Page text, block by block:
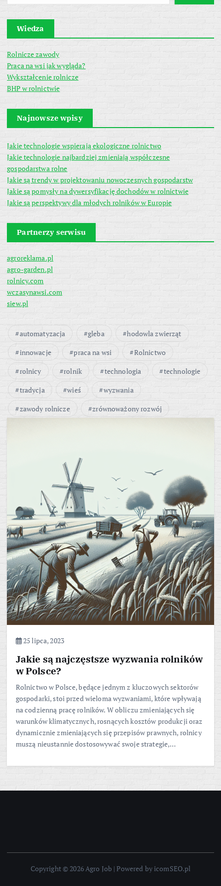
Wiedza
Rolnicze zawody
Praca na wsi jak wygląda?
Wykształcenie rolnicze
BHP w rolnictwie
Najnowsze wpisy
Jakie technologie wspierają ekologiczne rolnictwo
Jakie technologie najbardziej zmieniają współczesne
gospodarstwa rolne
Jakie są trendy w projektowaniu nowoczesnych gospodarstw
Jakie są pomysły na dywersyfikację dochodów w rolnictwie
Jakie są perspektywy dla młodych rolników w Europie
Partnerzy serwisu
agroreklama.pl
agro-garden.pl
rolnicy.com
wczasynawsi.com
siew.pl
automatyzacja gleba
hodowla zwierząt
innowacje
praca na wsi
Rolnictwo
rolnicy
rolnik technologia
technologie
tradycja
wieś
wyzwania
zawody rolnicze
zrównoważony rozwój
25 lipca, 2023
Jakie są najczęstsze wyzwania rolników
w Polsce?
Rolnictwo w Polsce, będące jednym z kluczowych sektorów
gospodarki, stoi przed wieloma wyzwaniami, które wpływają
na codzienną pracę rolników. W obliczu zmieniających się
warunków klimatycznych, rosnących kosztów produkcji oraz
dynamicznie zmieniających się przepisów prawnych, rolnicy
muszą nieustannie dostosowywać swoje strategie,…
Copyright © 2026 Agro Job | Powered by icomSEO.pl